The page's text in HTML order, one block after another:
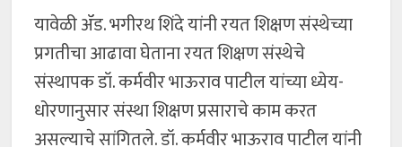
यावेळी ॲड. भगीरथ शिंदे यांनी रयत शिक्षण संस्थेच्या
प्रगतीचा आढावा घेताना रयत शिक्षण संस्थेचे
संस्थापक डॉ. कर्मवीर भाऊराव पाटील यांच्या ध्येय-
धोरणानुसार संस्था शिक्षण प्रसाराचे काम करत
असल्याचे सांगितले. डॉ. कर्मवीर भाऊराव पाटील यांनी